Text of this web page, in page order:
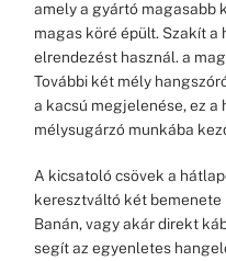
amely a gyártó magasabb
magas köré épült. Szakít
elrendezést használ. a
További két mély
a kacsú megjelenése, ez a
mélysugárzó munkába
A kicsatoló csövek a
keresztváltó két
Banán, vagy akár direkt
segít az egyenletes